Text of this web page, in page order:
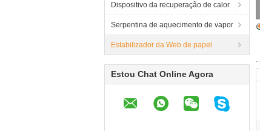
Dispositivo da recuperação de calor
Serpentina de aquecimento de vapor
Estabilizador da Web de papel
Estou Chat Online Agora